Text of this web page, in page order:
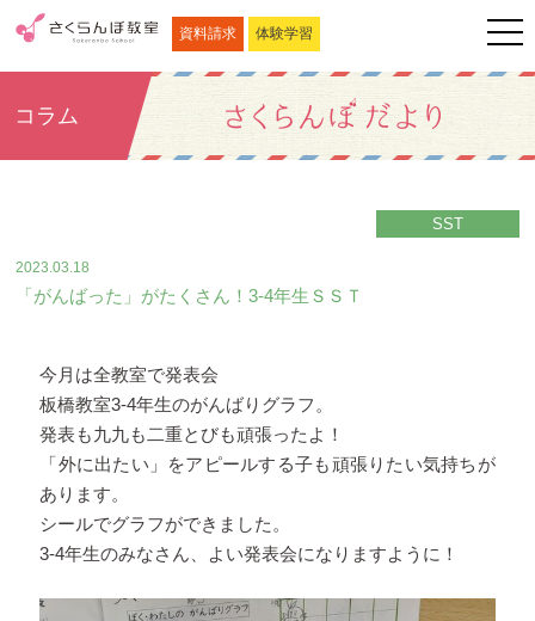
資料請求 体験学習
コラム
SST
2023.03.18
「がんばった」がたくさん！3-4年生ＳＳＴ
今月は全教室で発表会
板橋教室3-4年生のがんばりグラフ。
発表も九九も二重とびも頑張ったよ！
「外に出たい」をアピールする子も頑張りたい気持ちが
あります。
シールでグラフができました。
3-4年生のみなさん、よい発表会になりますように！